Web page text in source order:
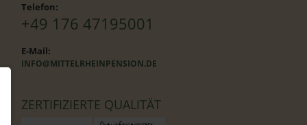
Telefon:
+49 176 47195001
E-Mail:
INFO@MITTELRHEINPENSION.DE
ZERTIFIZIERTE QUALITÄT